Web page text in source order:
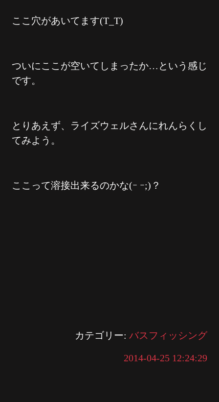
ここ穴があいてます(T_T)
ついにここが空いてしまったか…という感じ
です。
とりあえず、ライズウェルさんにれんらくし
てみよう。
ここって溶接出来るのかな(ｰ ｰ;)？
カテゴリー: バスフィッシング
2014-04-25 12:24:29